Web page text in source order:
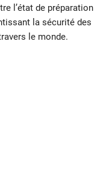
l’état de préparation
la sécurité des
le monde.